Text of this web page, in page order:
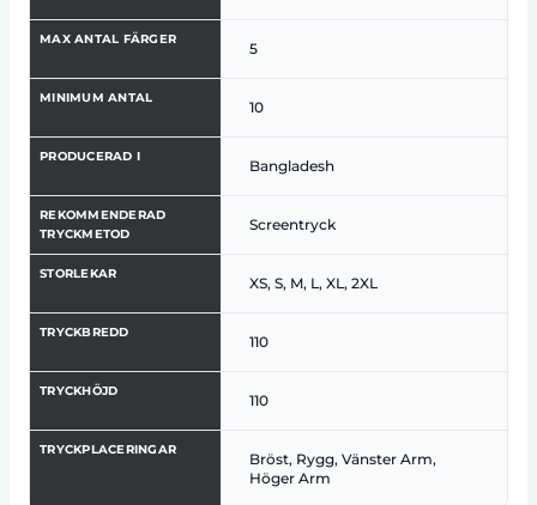
MAX ANTAL FÄRGER
5
MINIMUM ANTAL
10
PRODUCERAD I
Bangladesh
REKOMMENDERAD
TRYCKMETOD
Screentryck
STORLEKAR
XS, S, M, L, XL, 2XL
TRYCKBREDD
110
TRYCKHÖJD
110
TRYCKPLACERINGAR
Bröst, Rygg, Vänster Arm,
Höger Arm